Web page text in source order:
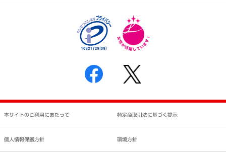
反社会的勢力に対する基本方針
書面による個人情報の開示等の請求の手続きについて
本サイトのご利用にあたって 特定商取引法に基づく提示
個人情報保護方針 環境方針